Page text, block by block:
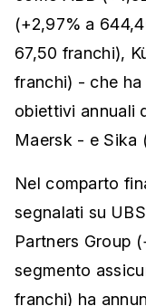
(+2,97% a
67,50 franchi),
franchi) - che
obiettivi annuali
Maersk - e Sika
Nel comparto
segnalati su
Partners Group
segmento
franchi) ha